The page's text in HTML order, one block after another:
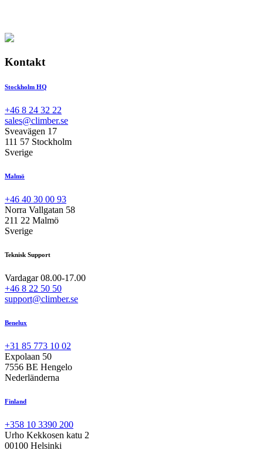
Kontakt
Stockholm HQ
+46 8 24 32 22
sales@climber.se
Sveavägen 17
111 57 Stockholm
Sverige
Malmö
+46 40 30 00 93
Norra Vallgatan 58
211 22 Malmö
Sverige
Teknisk Support
Vardagar 08.00-17.00
+46 8 22 50 50
support@climber.se
Benelux
+31 85 773 10 02
Expolaan 50
7556 BE Hengelo
Nederländerna
Finland
+358 10 3390 200
Urho Kekkosen katu 2
00100 Helsinki